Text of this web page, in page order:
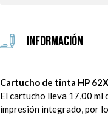
Información
Cartucho de tinta HP
El cartucho lleva 17,00 ml
impresión integrado, por